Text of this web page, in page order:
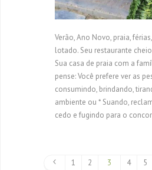
Verão, Ano Novo, praia,
lotado. Seu restaurante
Sua casa de praia com a
pense: Você prefere ver as
consumindo, brindando,
ambiente ou * Suando,
cedo e fugindo para o
1 2 3 4 5